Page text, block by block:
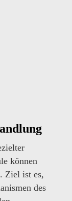
können
Ziel ist es,
des